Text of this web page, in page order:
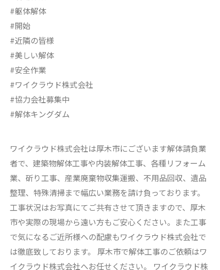
#躯体解体
#開始
#近隣の皆様
#美しい解体
#安全作業
#ワイクラウド株式会社
#協力会社募集中
#解体キングダム
ワイクラウド株式会社は厚木市にございます解体請負業
者で、建築物解体工事や内装解体工事、各種リフォーム
業、斫り工事、産業廃棄物収集運搬、不用品回収、遺品
整理、特殊清掃まで幅広い業務を請け負っております。
工事状況はお写真にてご共有させて頂きますので、厚木
市や実際の現場から遠い方もご安心ください。また工事
で気になるご近所様への配慮もワイクラウド株式会社で
は徹底致しております。 厚木市で解体工事のご依頼はワ
イクラウド株式会社へお任せください。 ワイクラウド株